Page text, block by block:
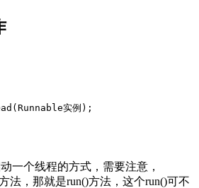
实例);
一个线程的方式，需要注意，
法，那就是run()方法，这个run()可不